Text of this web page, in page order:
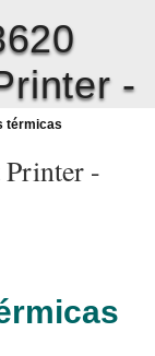
-
térmicas
-